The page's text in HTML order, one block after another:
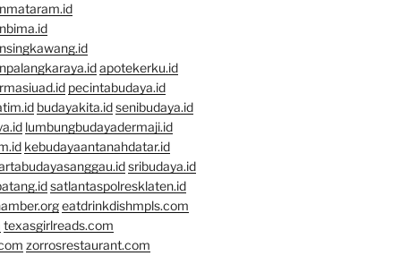
apotekerku.id
pecintabudaya.id
budayakita.id senibudaya.id
lumbungbudayadermaji.id
kebudayaantanahdatar.id
sribudaya.id
satlantaspolresklaten.id
eatdrinkdishmpls.com
texasgirlreads.com
zorrosrestaurant.com